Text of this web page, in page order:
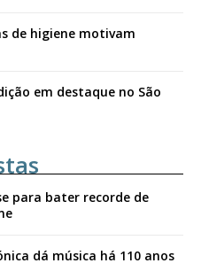
de higiene motivam
em destaque no São
para bater recorde de
dá música há 110 anos